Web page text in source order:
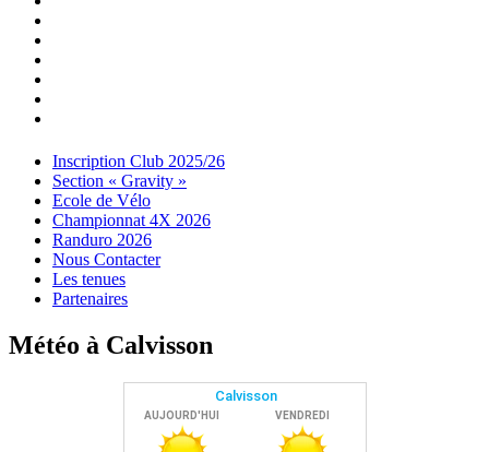
Menu
Widgets
Recherche
Aller
contenu
Inscription Club 2025/26
Section « Gravity »
Ecole de Vélo
Championnat 4X 2026
Randuro 2026
Nous Contacter
Les tenues
Partenaires
Météo à Calvisson